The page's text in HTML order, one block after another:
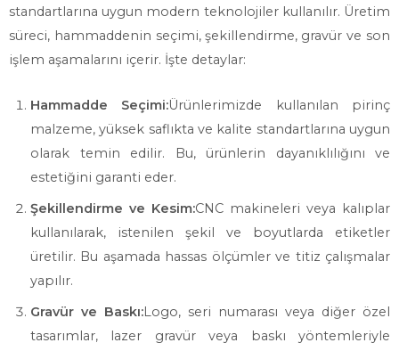
standartlarına uygun modern teknolojiler kullanılır. Üretim
süreci, hammaddenin seçimi, şekillendirme, gravür ve son
işlem aşamalarını içerir. İşte detaylar:
Hammadde Seçimi:Ürünlerimizde kullanılan pirinç
malzeme, yüksek saflıkta ve kalite standartlarına uygun
olarak temin edilir. Bu, ürünlerin dayanıklılığını ve
estetiğini garanti eder.
Şekillendirme ve Kesim:CNC makineleri veya kalıplar
kullanılarak, istenilen şekil ve boyutlarda etiketler
üretilir. Bu aşamada hassas ölçümler ve titiz çalışmalar
yapılır.
Gravür ve Baskı:Logo, seri numarası veya diğer özel
tasarımlar, lazer gravür veya baskı yöntemleriyle